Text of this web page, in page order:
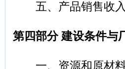
五、产品销售收入
第四部分 建设条件与
一、资源和原材